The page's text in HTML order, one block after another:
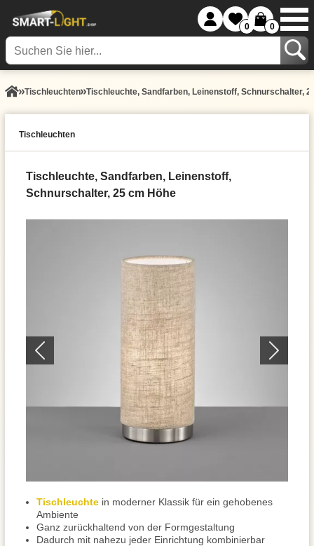
0 0
Tisch­leuchten Tischleuchte, Sandfarben, Leinenstoff, Schnurschalter,
Tisch­leuchten
Tischleuchte, Sandfarben, Leinenstoff,
Schnurschalter, 25 cm Höhe
Tischleuchte in moderner Klassik für ein gehobenes
Ambiente
Ganz zurückhaltend von der Formgestaltung
Dadurch mit nahezu jeder Einrichtung kombinierbar